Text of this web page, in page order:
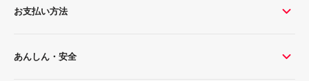
お支払い方法
あんしん・安全